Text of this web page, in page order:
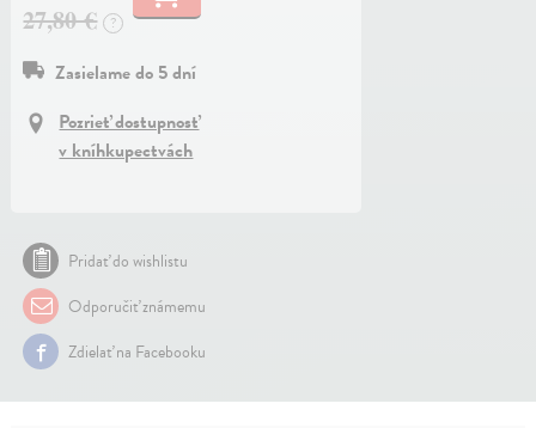
27,80 €
?
Zasielame do 5 dní
Pozrieť dostupnosť
v kníhkupectvách
Pridať do wishlistu
Odporučiť známemu
Zdielať na Facebooku